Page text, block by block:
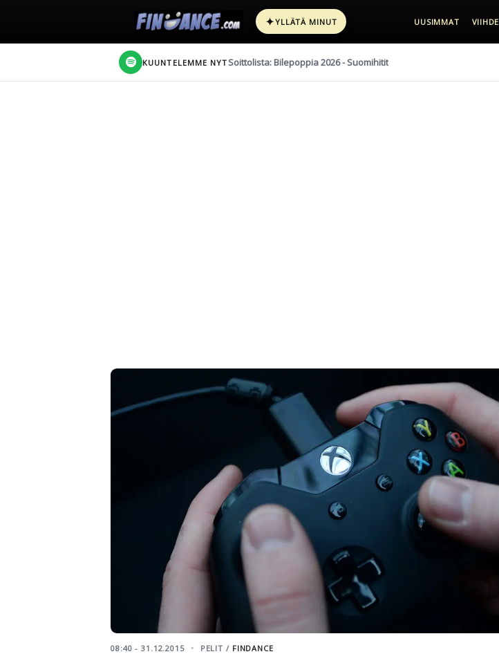
✦YLLÄTÄ MINUT UUSIMMAT VIIHDE
KUUNTELEMME NYT Soittolista: Bilepoppia 2026 - Suomihitit
08:40 - 31.12.2015 PELIT / FINDANCE